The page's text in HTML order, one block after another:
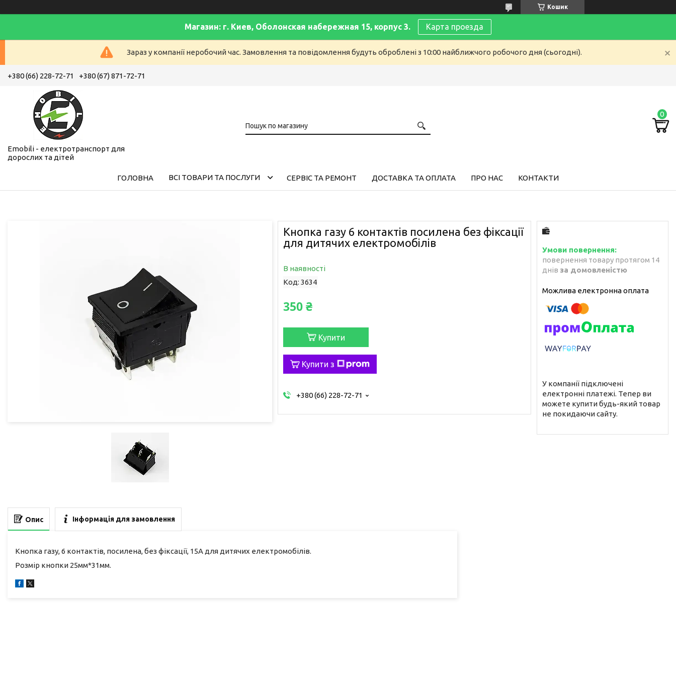
Кошик
Магазин: г. Киев, Оболонская набережная 15, корпус 3. Карта проезда
Зараз у компанії неробочий час. Замовлення та повідомлення будуть оброблені з 10:00 найближчого робочого дня (сьогодні).
+380 (66) 228-72-71 +380 (67) 871-72-71
Emobili - електротранспорт для
дорослих та дітей
ГОЛОВНА ВСІ ТОВАРИ ТА ПОСЛУГИ СЕРВІС ТА РЕМОНТ ДОСТАВКА ТА ОПЛАТА ПРО НАС КОНТАКТИ
Кнопка газу 6 контактів посилена без фіксації
для дитячих електромобілів
В наявності
Код: 3634
350 ₴
Купити
Купити з
+380 (66) 228-72-71
повернення товару протягом 14
днів за домовленістю
У компанії підключені
електронні платежі. Тепер ви
можете купити будь-який товар
не покидаючи сайту.
Опис Інформація для замовлення
Кнопка газу, 6 контактів, посилена, без фіксації, 15А для дитячих електромобілів.
Розмір кнопки 25мм*31мм.